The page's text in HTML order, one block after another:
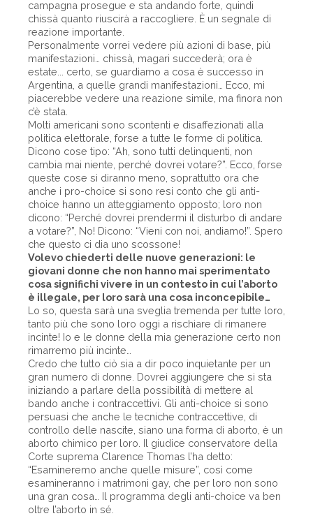
campagna prosegue e sta andando forte, quindi
chissà quanto riuscirà a raccogliere. È un segnale di
reazione importante.
Personalmente vorrei vedere più azioni di base, più
manifestazioni… chissà, magari succederà; ora è
estate... certo, se guardiamo a cosa è successo in
Argentina, a quelle grandi manifestazioni… Ecco, mi
piacerebbe vedere una reazione simile, ma finora non
c’è stata.
Molti americani sono scontenti e disaffezionati alla
politica elettorale, forse a tutte le forme di politica.
Dicono cose tipo: “Ah, sono tutti delinquenti, non
cambia mai niente, perché dovrei votare?”. Ecco, forse
queste cose si diranno meno, soprattutto ora che
anche i pro-choice si sono resi conto che gli anti-
choice hanno un atteggiamento opposto; loro non
dicono: “Perché dovrei prendermi il disturbo di andare
a votare?”, No! Dicono: “Vieni con noi, andiamo!”. Spero
che questo ci dia uno scossone!
Volevo chiederti delle nuove generazioni: le
giovani donne che non hanno mai sperimentato
cosa significhi vivere in un contesto in cui l’aborto
è illegale, per loro sarà una cosa inconcepibile…
Lo so, questa sarà una sveglia tremenda per tutte loro,
tanto più che sono loro oggi a rischiare di rimanere
incinte! Io e le donne della mia generazione certo non
rimarremo più incinte…
Credo che tutto ciò sia a dir poco inquietante per un
gran numero di donne. Dovrei aggiungere che si sta
iniziando a parlare della possibilità di mettere al
bando anche i contraccettivi. Gli anti-choice si sono
persuasi che anche le tecniche contraccettive, di
controllo delle nascite, siano una forma di aborto, è un
aborto chimico per loro. Il giudice conservatore della
Corte suprema Clarence Thomas l’ha detto:
“Esamineremo anche quelle misure”, così come
esamineranno i matrimoni gay, che per loro non sono
una gran cosa… Il programma degli anti-choice va ben
oltre l’aborto in sé.